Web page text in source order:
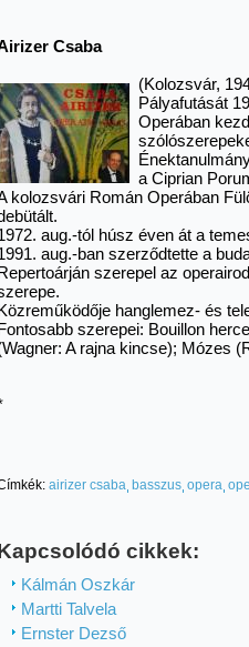
Csaba
(Kolozsvár,
Pályafutását
Operában
a Ciprian
kolozsvári Román Operában
aug.-tól húsz éven át a
aug.-ban szerződtette a
szerepel az
hanglemez- és
szerepei: Bouillon
A rajna kincse); Mózes
airizer csaba basszus opera
cikkek:
Kálmán Oszkár
Martti Talvela
Ernster Dezső